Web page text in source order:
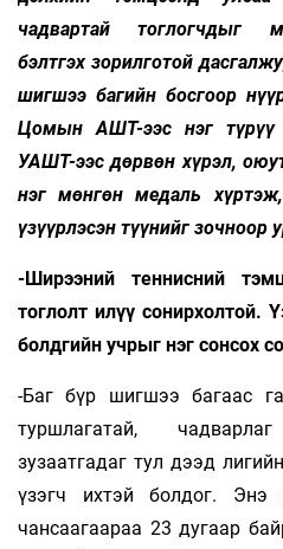
чадвартай тоглогчдыг
бэлтгэх зорилготой
шигшээ багийн босгоор
Цомын АШТ-ээс нэг түрүү
УАШТ-ээс дөрвөн хүрэл,
нэг мөнгөн медаль
үзүүрлэсэн түүнийг зочноор
-Ширээний теннисний
тоглолт илүү сонирхолтой.
болдгийн учрыг нэг сонсох
-Баг бүр шигшээ багаас
туршлагатай,
зузаатгадаг тул дээд
үзэгч ихтэй болдог. Энэ
чансаагаараа 23 дугаар